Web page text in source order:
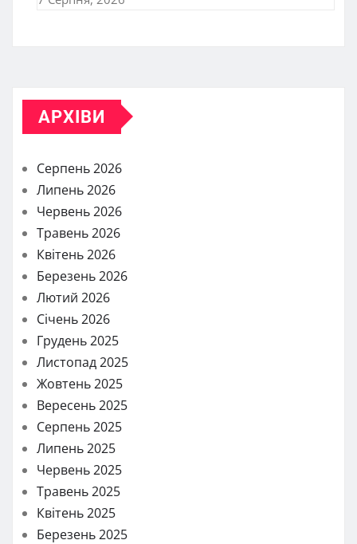
АРХІВИ
Серпень 2026
Липень 2026
Червень 2026
Травень 2026
Квітень 2026
Березень 2026
Лютий 2026
Січень 2026
Грудень 2025
Листопад 2025
Жовтень 2025
Вересень 2025
Серпень 2025
Липень 2025
Червень 2025
Травень 2025
Квітень 2025
Березень 2025